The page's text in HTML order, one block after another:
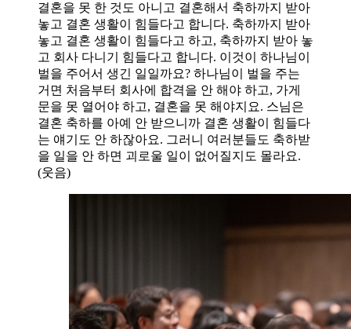
결혼을 못 한 것도 아니고 결혼해서 축하까지 받아
놓고 결혼 생활이 힘들다고 합니다. 축하까지 받아
놓고 결혼 생활이 힘들다고 하고, 축하까지 받아 놓
고 회사 다니기 힘들다고 합니다. 이것이 하나님이
벌을 주어서 생긴 일일까요? 하나님이 벌을 주는
거면 처음부터 회사에 합격을 안 해야 하고, 가게
문을 못 열어야 하고, 결혼을 못 해야지요. 스님은
결혼 축하를 아예 안 받으니까 결혼 생활이 힘들다
는 얘기도 안 하잖아요. 그러니 여러분들도 축하받
을 일을 안 하면 괴로울 일이 없어질지도 몰라요.
(웃음)